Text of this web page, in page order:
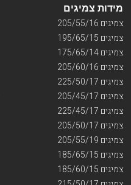
מידות צמיגים
צמיגים 205/55/16
צמיגים 195/65/15
צמיגים 175/65/14
צמיגים 205/60/16
צמיגים 225/50/17
צמיגים 205/45/17
צמיגים 225/45/17
צמיגים 205/50/17
צמיגים 205/55/19
צמיגים 185/65/15
צמיגים 185/60/15